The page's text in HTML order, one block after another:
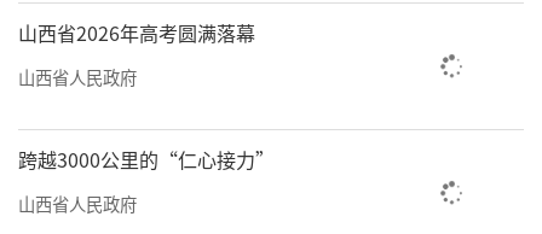
络，严格执法监管，引导企业自律、公众参
与，全方位整治噪声污染，让城市告别喧嚣、
5月16日，记者在位于省城滨河路附近的一
处建筑工地发现，在施工显著位置立着一
山西省2026年高考圆满落幕
山西省人民政府
跨越3000公里的“仁心接力”
山西省人民政府